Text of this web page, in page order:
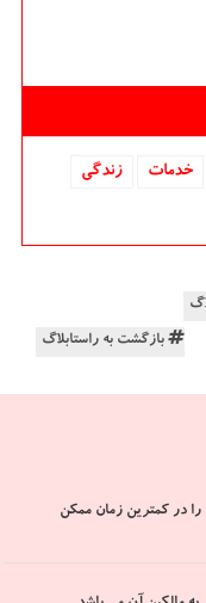
خدمات
زندگی
بازگشت به راستابلاگ
را در کمترین زمان ممکن